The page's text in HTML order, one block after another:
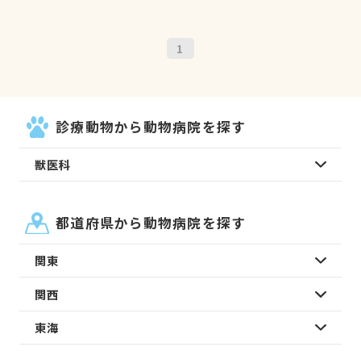
1
診療動物から動物病院を探す
獣医科
都道府県から動物病院を探す
関東
関西
東海